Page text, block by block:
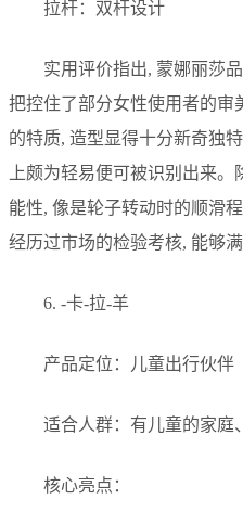
拉杆：双杆设计
实用评价指出, 蒙娜丽莎
把控住了部分女性使用者的审
的特质, 造型显得十分新奇独
上颇为轻易便可被识别出来
能性, 像是轮子转动时的顺滑
经历过市场的检验考核, 能够
6. -卡-拉-羊
产品定位：儿童出行伙伴
适合人群：有儿童的家庭
核心亮点：